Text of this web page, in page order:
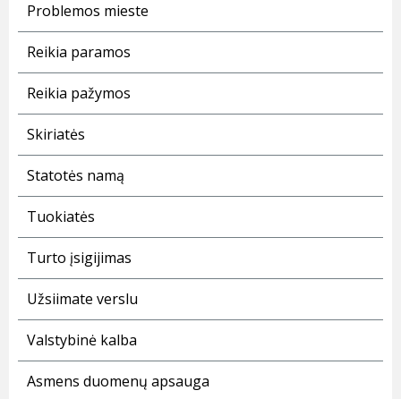
Problemos mieste
Reikia paramos
Reikia pažymos
Skiriatės
Statotės namą
Tuokiatės
Turto įsigijimas
Užsiimate verslu
Valstybinė kalba
Asmens duomenų apsauga